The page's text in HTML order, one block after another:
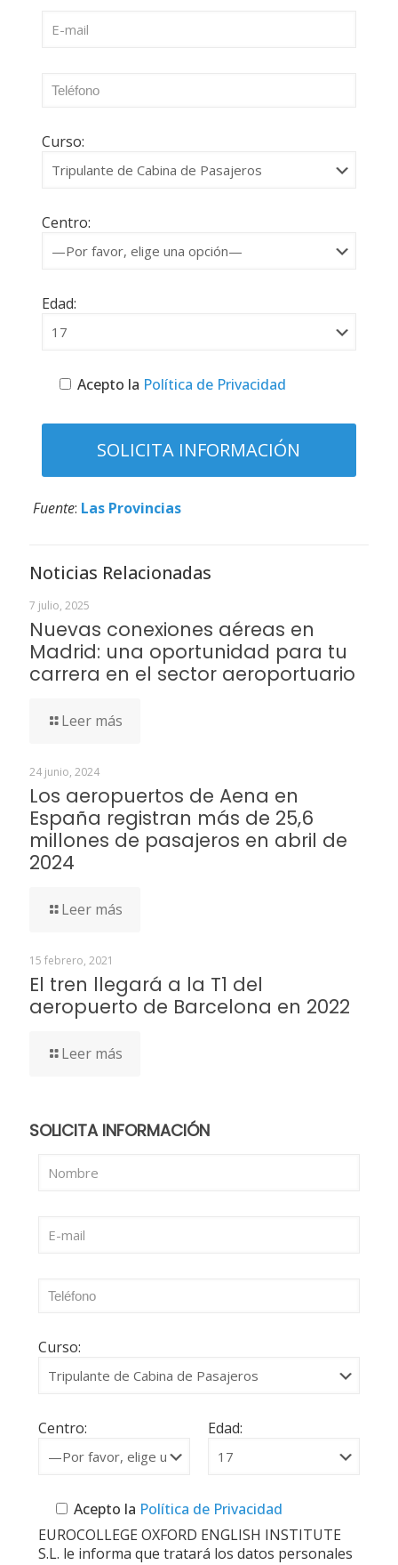
Curso:
Centro:
Edad:
Acepto la Política de Privacidad
Fuente: Las Provincias
Noticias Relacionadas
7 julio, 2025
Nuevas conexiones aéreas en
Madrid: una oportunidad para tu
carrera en el sector aeroportuario
Leer más
24 junio, 2024
Los aeropuertos de Aena en
España registran más de 25,6
millones de pasajeros en abril de
2024
Leer más
15 febrero, 2021
El tren llegará a la T1 del
aeropuerto de Barcelona en 2022
Leer más
SOLICITA INFORMACIÓN
Curso:
Centro: Edad:
Acepto la Política de Privacidad
EUROCOLLEGE OXFORD ENGLISH INSTITUTE
S.L. le informa que tratará los datos personales